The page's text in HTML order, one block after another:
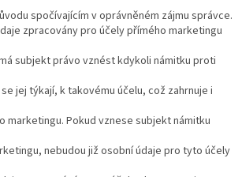
spočívajícím v oprávněném zájmu správce.
zpracovány pro účely přímého marketingu
subjekt právo vznést kdykoli námitku proti
jej týkají, k takovému účelu, což zahrnuje i
marketingu. Pokud vznese subjekt námitku
nebudou již osobní údaje pro tyto účely